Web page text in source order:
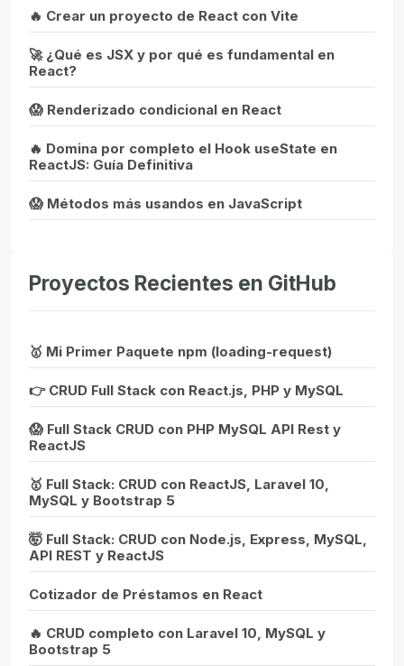
🔥 Crear un proyecto de React con Vite
🚀 ¿Qué es JSX y por qué es fundamental en
React?
😱 Renderizado condicional en React
🔥 Domina por completo el Hook useState en
ReactJS: Guía Definitiva
😱 Métodos más usandos en JavaScript
Proyectos Recientes en GitHub
🥇 Mi Primer Paquete npm (loading-request)
👉 CRUD Full Stack con React.js, PHP y MySQL
😱 Full Stack CRUD con PHP MySQL API Rest y
ReactJS
🥇 Full Stack: CRUD con ReactJS, Laravel 10,
MySQL y Bootstrap 5
🤯 Full Stack: CRUD con Node.js, Express, MySQL,
API REST y ReactJS
Cotizador de Préstamos en React
🔥 CRUD completo con Laravel 10, MySQL y
Bootstrap 5